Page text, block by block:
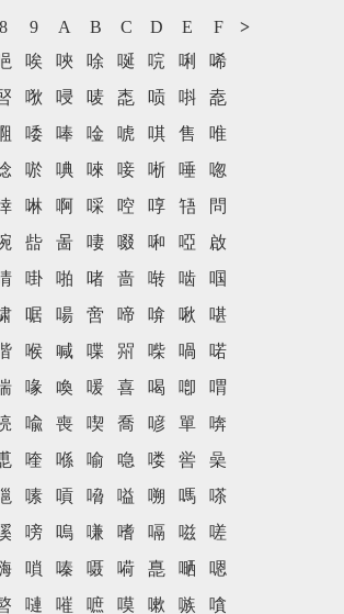
8 9 A B C D E F
>
唉 唊 唋 唌 唍 唎
唏
唙 唚 唛 唜 唝 唞
唟
唩 唪 唫 唬 唭 售
唯
唹 唺 唻 唼 唽 唾
唿
啉 啊 啋 啌 啍 啎
問
啙 啚 啛 啜 啝 啞
啟
啩 啪 啫 啬 啭 啮
啯
啹 啺 啻 啼 啽 啾
啿
喉 喊 喋 喌 喍 喎
喏
喙 喚 喛 喜 喝 喞
喟
喩 喪 喫 喬 喭 單
喯
喹 喺 喻 喼 喽 喾
喿
嗉 嗊 嗋 嗌 嗍 嗎
嗏
嗙 嗚 嗛 嗜 嗝 嗞
嗟
嗩 嗪 嗫 嗬 嗭 嗮
嗯
嗹 嗺 嗻 嗼 嗽 嗾
嗿